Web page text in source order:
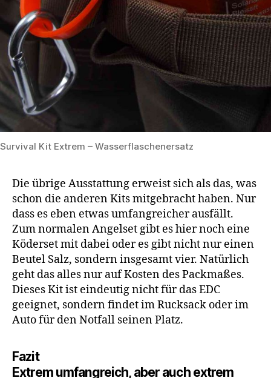
Survival Kit Extrem – Wasserflaschenersatz
Die übrige Ausstattung erweist sich als das, was
schon die anderen Kits mitgebracht haben. Nur
dass es eben etwas umfangreicher ausfällt.
Zum normalen Angelset gibt es hier noch eine
Köderset mit dabei oder es gibt nicht nur einen
Beutel Salz, sondern insgesamt vier. Natürlich
geht das alles nur auf Kosten des Packmaßes.
Dieses Kit ist eindeutig nicht für das EDC
geeignet, sondern findet im Rucksack oder im
Auto für den Notfall seinen Platz.
Fazit
Extrem umfangreich, aber auch extrem